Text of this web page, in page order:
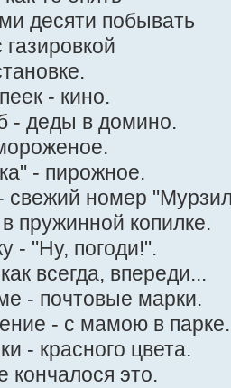
десяти побывать
- кино.
- деды в домино.
- пирожное.
свежий номер
пружинной копилке.
- "Ну, погоди!".
всегда, впереди...
- почтовые марки.
- с мамою в парке.
- красного цвета.
кончалося это.